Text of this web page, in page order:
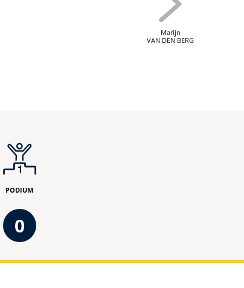
Marijn
VAN DEN BERG
PODIUM
0